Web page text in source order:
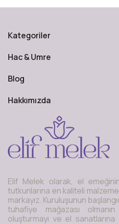
Kategoriler
Hac & Umre
Blog
Hakkımızda
Elif Melek olarak, el
tutkunlarına en kaliteli
markayız. Kuruluşunun
tuhafiye mağazası
oluşturmayı ve el